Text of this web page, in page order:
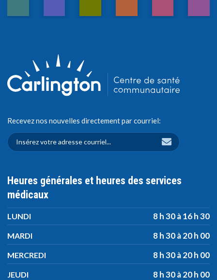
Recevez nos nouvelles directement par courriel:
Heures générales et heures des services
médicaux
LUNDI 8 h 30 à 16 h 30
MARDI 8 h 30 à 20 h 00
MERCREDI 8 h 30 à 20 h 00
JEUDI 8 h 30 à 20 h 00